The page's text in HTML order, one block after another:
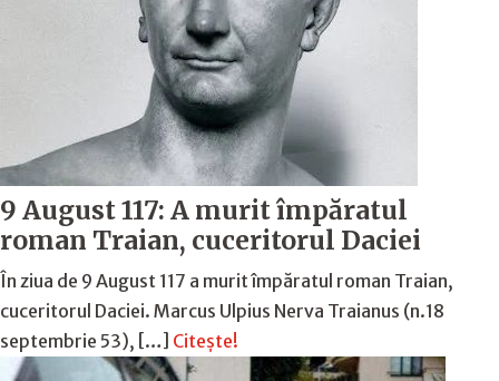
9 August 117: A murit împăratul
roman Traian, cuceritorul Daciei
În ziua de 9 August 117 a murit împăratul roman Traian,
cuceritorul Daciei. Marcus Ulpius Nerva Traianus (n.18
septembrie 53), […] Citește!